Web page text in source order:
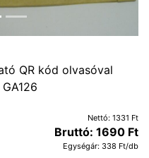
GA126
Nettó: 1331 Ft
Bruttó: 1690 Ft
Egységár: 338 Ft/db